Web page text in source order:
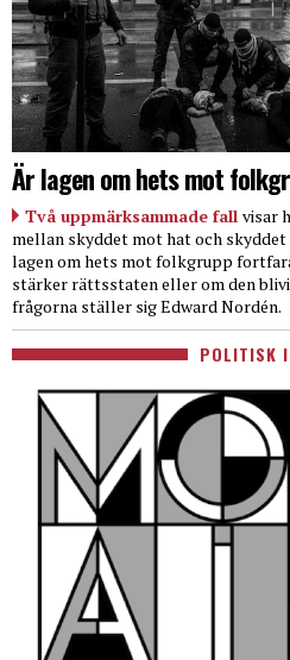
Är lagen om hets mot
Två uppmärksammade fall visar
mellan skyddet mot hat och
lagen om hets mot folkgrupp
stärker rättsstaten eller om den
frågorna ställer sig Edward Nordén.
POLITISK